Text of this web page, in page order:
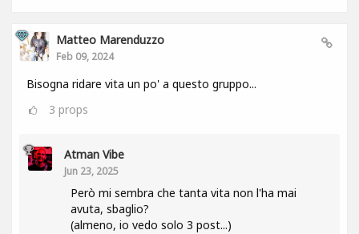
Matteo Marenduzzo
Feb 09, 2024
Bisogna ridare vita un po' a questo gruppo...
3 props
Atman Vibe
Jun 23, 2025
Però mi sembra che tanta vita non l'ha mai
avuta, sbaglio?
(almeno, io vedo solo 3 post...)